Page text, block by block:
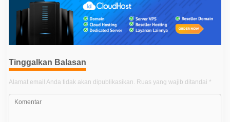
i
p
o
s
Tinggalkan Balasan
Alamat email Anda tidak akan dipublikasikan. Ruas yang wajib ditandai *